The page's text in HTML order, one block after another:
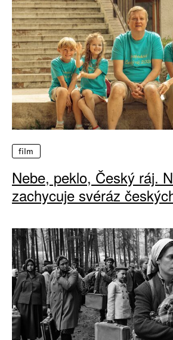
film
Nebe, peklo, Český ráj.
zachycuje svéráz